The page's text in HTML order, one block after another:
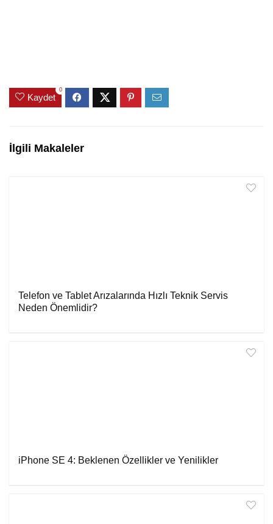
Kaydet
0
İlgili Makaleler
Telefon ve Tablet Arızalarında Hızlı Teknik Servis
Neden Önemlidir?
iPhone SE 4: Beklenen Özellikler ve Yenilikler